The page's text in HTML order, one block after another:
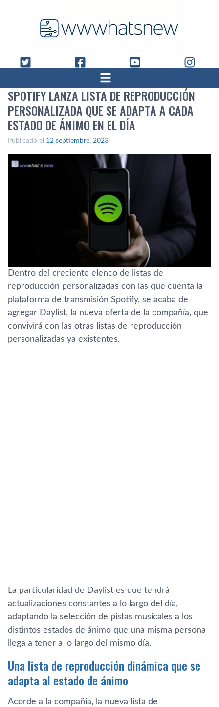
SPOTIFY LANZA LISTA DE REPRODUCCIÓN
PERSONALIZADA QUE SE ADAPTA A CADA
ESTADO DE ÁNIMO EN EL DÍA
Publicado el 12 septiembre, 2023
Dentro del creciente elenco de listas de
reproducción personalizadas con las que cuenta la
plataforma de transmisión Spotify, se acaba de
agregar Daylist, la nueva oferta de la compañía, que
convivirá con las otras listas de reproducción
personalizadas ya existentes.
La particularidad de Daylist es que tendrá
actualizaciones constantes a lo largo del día,
adaptando la selección de pistas musicales a los
distintos estados de ánimo que una misma persona
llega a tener a lo largo del mismo día.
Una lista de reproducción dinámica que se
adapta al estado de ánimo
Acorde a la compañía, la nueva lista de